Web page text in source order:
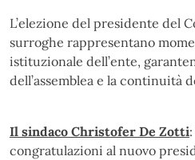
L’elezione del presidente del
surroghe rappresentano
istituzionale dell’ente,
dell’assemblea e la continuità
Il sindaco Christofer De Zotti
congratulazioni al nuovo